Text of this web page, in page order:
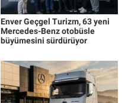
Enver Geçgel Turizm, 63 yeni
Mercedes-Benz otobüsle
büyümesini sürdürüyor